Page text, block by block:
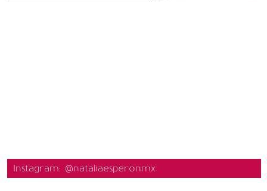
Instagram: @nataliaesperonmx